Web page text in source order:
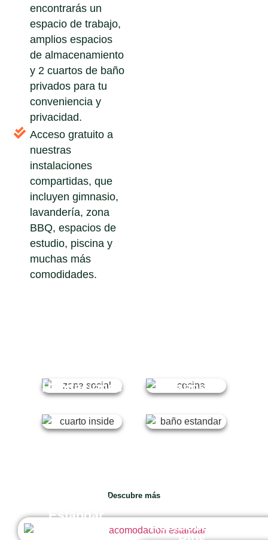
encontrarás un
espacio de trabajo,
amplios espacios
de almacenamiento
y 2 cuartos de baño
privados para tu
conveniencia y
privacidad.
Acceso gratuito a
nuestras
instalaciones
compartidas, que
incluyen gimnasio,
lavandería, zona
BBQ, espacios de
estudio, piscina y
muchas más
comodidades.
Habitaciones
Baños
Descubre más
Acomodación
Estándar
Acomodación